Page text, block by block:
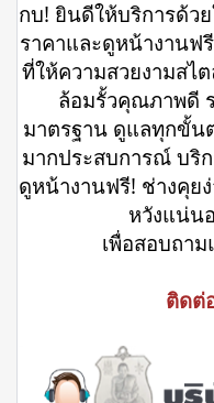
กบ! ยินดีให้บริการด้ว
ราคาและดูหน้างานฟ
ที่ให้ความสวยงามสไ
ล้อมรั้วคุณภาพดี
มาตรฐาน ดูแลทุกขั้น
มากประสบการณ์ บริ
ดูหน้างานฟรี! ช่างคุยง่
หวังแน่น
เพื่อสอบถา
ติดต่